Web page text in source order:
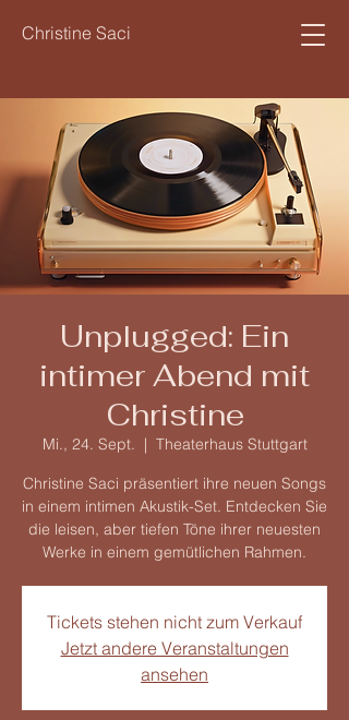
Christine Saci
Unplugged: Ein
intimer Abend mit
Christine
Mi., 24. Sept.
  |
Theaterhaus Stuttgart
Christine Saci präsentiert ihre neuen Songs
in einem intimen Akustik-Set. Entdecken Sie
die leisen, aber tiefen Töne ihrer neuesten
Werke in einem gemütlichen Rahmen.
Tickets stehen nicht zum Verkauf
Jetzt andere Veranstaltungen
ansehen